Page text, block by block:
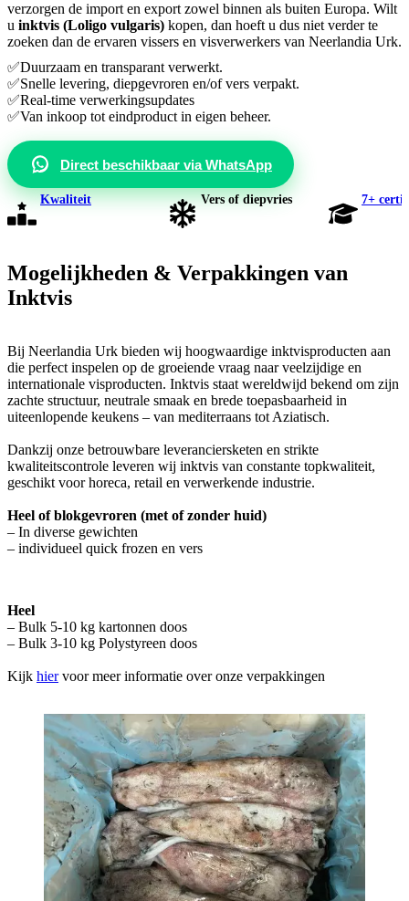
verzorgen de import en export zowel binnen als buiten Europa. Wilt
u inktvis (Loligo vulgaris) kopen, dan hoeft u dus niet verder te
zoeken dan de ervaren vissers en visverwerkers van Neerlandia Urk.
✅Duurzaam en transparant verwerkt.
✅Snelle levering, diepgevroren en/of vers verpakt.
✅Real-time verwerkingsupdates
✅Van inkoop tot eindproduct in eigen beheer.
Direct beschikbaar via WhatsApp
Kwaliteit Vers of diepvries 7+
Mogelijkheden & Verpakkingen van
Inktvis
Bij Neerlandia Urk bieden wij hoogwaardige inktvisproducten aan
die perfect inspelen op de groeiende vraag naar veelzijdige en
internationale visproducten. Inktvis staat wereldwijd bekend om zijn
zachte structuur, neutrale smaak en brede toepasbaarheid in
uiteenlopende keukens – van mediterraans tot Aziatisch.
Dankzij onze betrouwbare leveranciersketen en strikte
kwaliteitscontrole leveren wij inktvis van constante topkwaliteit,
geschikt voor horeca, retail en verwerkende industrie.
Heel of blokgevroren (met of zonder huid)
– In diverse gewichten
– individueel quick frozen en vers
Heel
– Bulk 5-10 kg kartonnen doos
– Bulk 3-10 kg Polystyreen doos
Kijk hier voor meer informatie over onze verpakkingen